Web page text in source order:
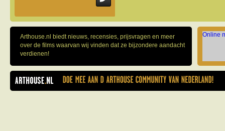
Arthouse.nl biedt nieuws, recensies, prijsvragen en meer
over de films waarvan wij vinden dat ze bijzondere aandacht
verdienen!
Online